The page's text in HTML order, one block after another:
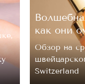
как они
Обзор на
Switzerland